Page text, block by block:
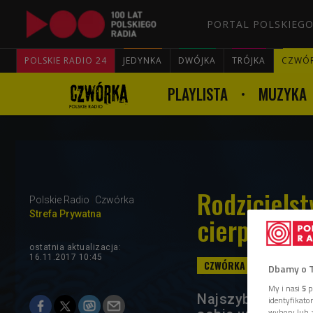
PORTAL
POLSKIE RADIO 24 JEDYNKA DWÓJKA TRÓJKA
PLAYLISTA MUZYKA
Polskie Radio
Czwórka
Strefa Prywatna
ostatnia aktualizacja:
16.11.2017 10:45
Najszybszy
Dbamy o
My i nasi 5